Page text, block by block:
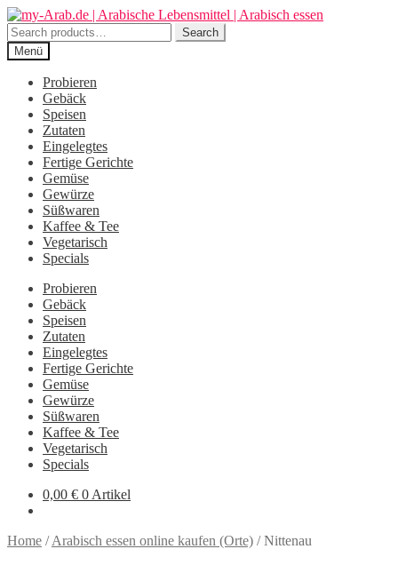
Zur
Navigation
springen
Zum
Inhalt
springen
Search
for:
Search
Menü
Probieren
Gebäck
Speisen
Zutaten
Eingelegtes
Fertige Gerichte
Gemüse
Gewürze
Süßwaren
Kaffee & Tee
Vegetarisch
Specials
Probieren
Gebäck
Speisen
Zutaten
Eingelegtes
Fertige Gerichte
Gemüse
Gewürze
Süßwaren
Kaffee & Tee
Vegetarisch
Specials
0,00 € 0 Artikel
Home /Arabisch essen online kaufen (Orte) /Nittenau